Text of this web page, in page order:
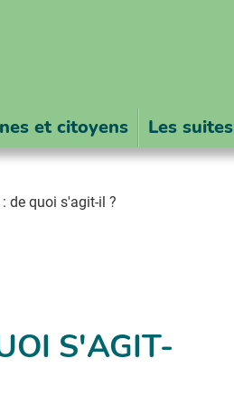
et citoyens Les suites
de quoi s'agit-il ?
S'AGIT-